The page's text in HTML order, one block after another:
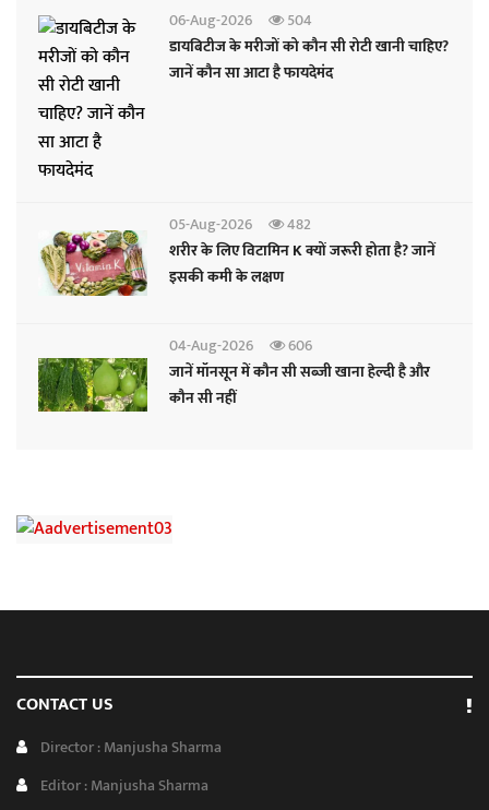
06-Aug-2026
504
डायबिटीज के मरीजों को कौन सी रोटी खानी चाहिए?
जानें कौन सा आटा है फायदेमंद
05-Aug-2026
482
शरीर के लिए विटामिन K क्यों जरूरी होता है? जानें
इसकी कमी के लक्षण
04-Aug-2026
606
जानें मॉनसून में कौन सी सब्जी खाना हेल्दी है और
कौन सी नहीं
CONTACT US
Director : Manjusha Sharma
Editor : Manjusha Sharma